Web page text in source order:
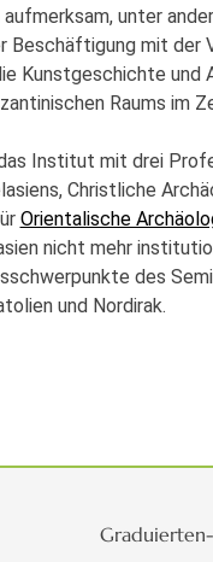
unter
Beschäftigung mit der
Kunstgeschichte und
Raums im
Institut mit drei
Christliche
Orientalische
nicht mehr
des
und Nordirak.